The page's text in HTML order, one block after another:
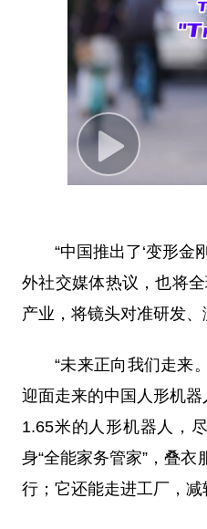
P
l
y
V
i
d
o
“中国推出了‘变形金
外社交媒体热议，也将
产业，将镜头对准研发
“未来正向我们走来
迎面走来的中国人形机
1.65米的人形机器人，
身“全能家务管家”，叠
行；它还能走进工厂，